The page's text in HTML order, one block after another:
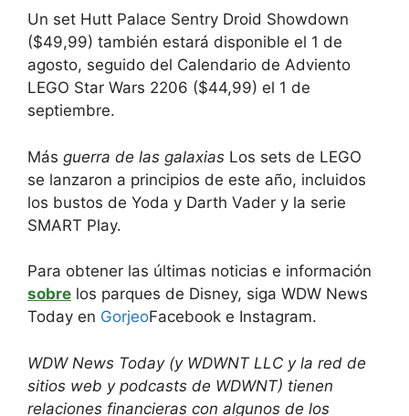
Un set Hutt Palace Sentry Droid Showdown
($49,99) también estará disponible el 1 de
agosto, seguido del Calendario de Adviento
LEGO Star Wars 2206 ($44,99) el 1 de
septiembre.
Más guerra de las galaxias Los sets de LEGO
se lanzaron a principios de este año, incluidos
los bustos de Yoda y Darth Vader y la serie
SMART Play.
Para obtener las últimas noticias e información
sobre los parques de Disney, siga WDW News
Today en GorjeoFacebook e Instagram.
WDW News Today (y WDWNT LLC y la red de
sitios web y podcasts de WDWNT) tienen
relaciones financieras con algunos de los